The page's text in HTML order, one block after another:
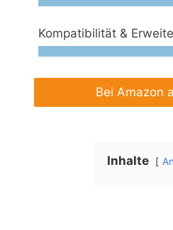
Kompatibilität &
Bei Amazon
Inhalte